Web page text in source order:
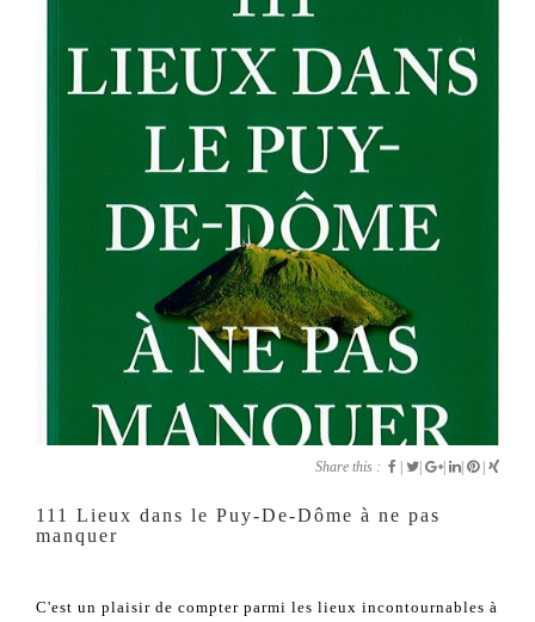
Share this : | | | | |
111 Lieux dans le Puy-De-Dôme à ne pas
manquer
C'est un plaisir de compter parmi les lieux incontournables à